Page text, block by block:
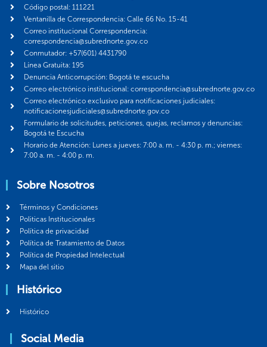
Código postal: 111221
Ventanilla de Correspondencia: Calle 66 No. 15-41
Correo institucional Correspondencia:
correspondencia@subrednorte.gov.co
Conmutador: +57(601) 4431790
Línea Gratuita: 195
Denuncia Anticorrupción: Bogotá te escucha
Correo electrónico institucional: correspondencia@subrednorte.gov.co
Correo electrónico exclusivo para notificaciones judiciales:
notificacionesjudiciales@subrednorte.gov.co
Formulario de solicitudes, peticiones, quejas, reclamos y denuncias:
Bogotá te Escucha
Horario de Atención: Lunes a jueves: 7:00 a. m. - 4:30 p. m.; viernes:
7:00 a. m. - 4:00 p. m.
Sobre Nosotros
Términos y Condiciones
Politicas Institucionales
Política de privacidad
Política de Tratamiento de Datos
Política de Propiedad Intelectual
Mapa del sitio
Histórico
Histórico
Social Media